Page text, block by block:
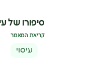
סיפורו של
קריאת המאמר
עיסוי